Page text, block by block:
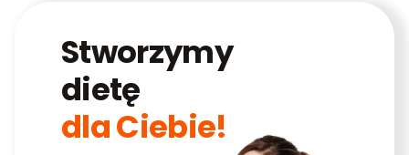
Stworzymy
dietę
dla Ciebie!